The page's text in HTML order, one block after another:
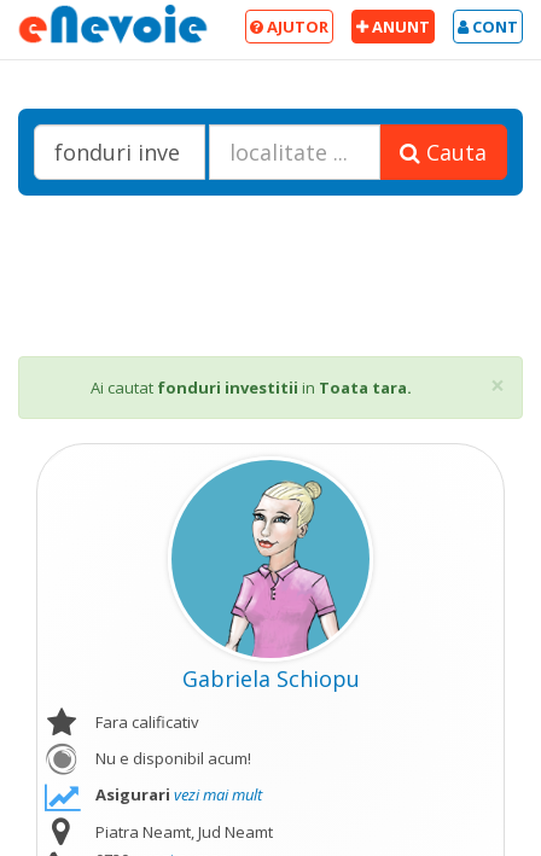
CONT
ANUNT
AJUTOR
Cauta
×
Ai cautat fonduri investitii in Toata tara.
Gabriela Schiopu
Fara calificativ
Nu e disponibil acum!
Asigurari vezi mai mult
Piatra Neamt, Jud Neamt